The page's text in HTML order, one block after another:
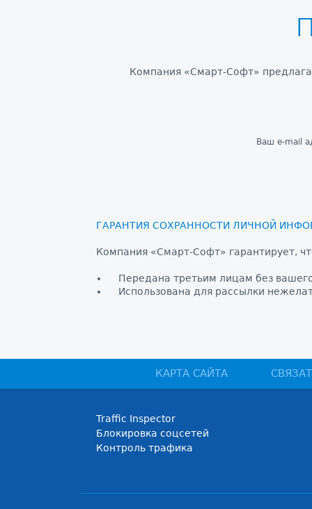
Компания «Смарт-Софт»
Ваш е-mail
ГАРАНТИЯ СОХРАННОСТИ ЛИЧНОЙ
Компания «Смарт-Софт» гарантирует,
Передана третьим лицам без
Использована для рассылки
КАРТА САЙТА
Traffic Inspector
Блокировка соцсетей
Контроль трафика